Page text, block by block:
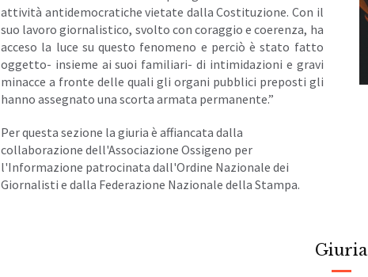
attività antidemocratiche vietate dalla Costituzione. Con il
suo lavoro giornalistico, svolto con coraggio e coerenza, ha
acceso la luce su questo fenomeno e perciò è stato fatto
oggetto- insieme ai suoi familiari- di intimidazioni e gravi
minacce a fronte delle quali gli organi pubblici preposti gli
hanno assegnato una scorta armata permanente.”
Per questa sezione la giuria è affiancata dalla
collaborazione dell'Associazione Ossigeno per
l'Informazione patrocinata dall'Ordine Nazionale dei
Giornalisti e dalla Federazione Nazionale della Stampa.
Giuria